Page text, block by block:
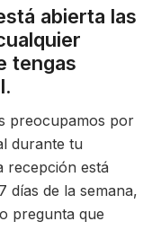
abierta las
tengas
preocupamos por
durante tu
recepción está
días de la semana,
pregunta que